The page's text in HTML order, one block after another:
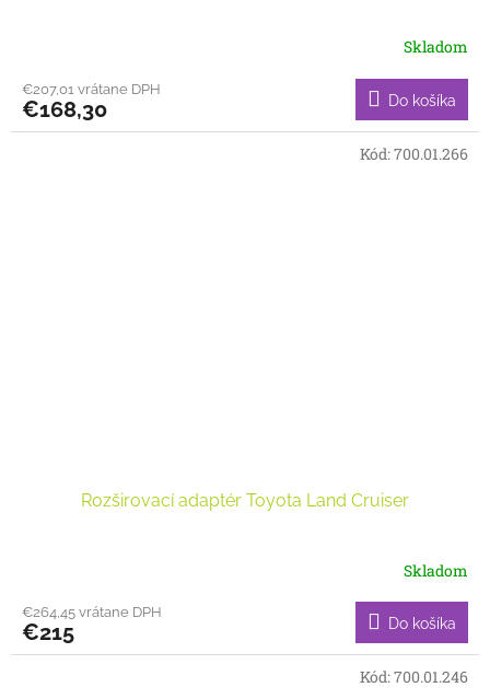
Skladom
€207,01 vrátane DPH
€168,30 Do košíka
Rozširovací adaptér Toyota Land Cruiser
Skladom
€264,45 vrátane DPH
€215 Do košíka
Kód:700.01.266
Kód:700.01.246